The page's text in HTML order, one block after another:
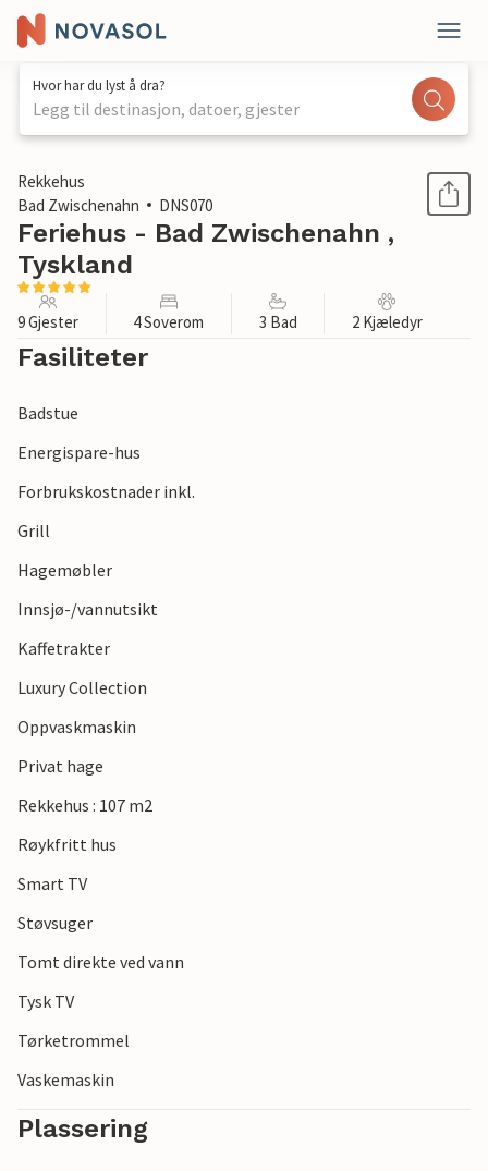
Hvor har du lyst å dra?
Legg til destinasjon, datoer, gjester
1 / 1
Rekkehus
Bad Zwischenahn
DNS070
Feriehus - Bad Zwischenahn ,
Tyskland
9 Gjester 4 Soverom 3 Bad 2 Kjæledyr
Fasiliteter
Badstue
Energispare-hus
Forbrukskostnader inkl.
Grill
Hagemøbler
Innsjø-/vannutsikt
Kaffetrakter
Luxury Collection
Oppvaskmaskin
Privat hage
Rekkehus : 107 m2
Røykfritt hus
Smart TV
Støvsuger
Tomt direkte ved vann
Tysk TV
Tørketrommel
Vaskemaskin
Plassering